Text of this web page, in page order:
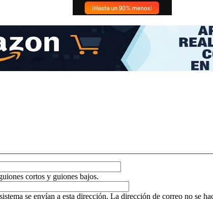
cortos y guiones bajos.
se envían a esta dirección. La dirección de correo no se